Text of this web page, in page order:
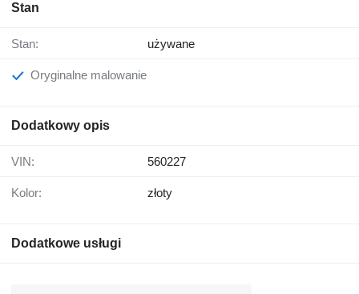
Stan
Stan: używane
Oryginalne malowanie
Dodatkowy opis
VIN: 560227
Kolor: złoty
Dodatkowe usługi